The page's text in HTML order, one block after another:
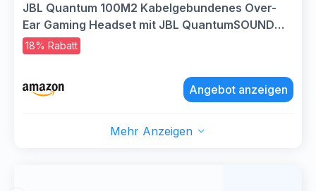
JBL Quantum 100M2 Kabelgebundenes Over-
Ear Gaming Headset mit JBL QuantumSOUND
Signature, 3,5-mm-Klinke, Multi-Plattform-
Kompatibilität und abnehmbarem Mikrofon mit
Stummschaltungsoption, Schwarz
18% Rabatt
Angebot anzeigen
Mehr Anzeigen